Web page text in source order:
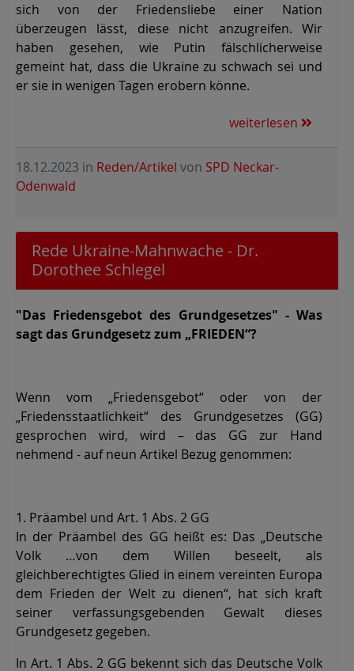
sich von der Friedensliebe einer Nation
überzeugen lässt, diese nicht anzugreifen. Wir
haben gesehen, wie Putin fälschlicherweise
gemeint hat, dass die Ukraine zu schwach sei und
er sie in wenigen Tagen erobern könne.
weiterlesen
18.12.2023 in Reden/Artikel von SPD Neckar-
Odenwald
Rede Ukraine-Mahnwache - Dr.
Dorothee Schlegel
"Das Friedensgebot des Grundgesetzes" - Was
sagt das Grundgesetz zum „FRIEDEN“?
Wenn vom „Friedensgebot“ oder von der
„Friedensstaatlichkeit“ des Grundgesetzes (GG)
gesprochen wird, wird – das GG zur Hand
nehmend - auf neun Artikel Bezug genommen:
1. Präambel und Art. 1 Abs. 2 GG
In der Präambel des GG heißt es: Das „Deutsche
Volk …von dem Willen beseelt, als
gleichberechtigtes Glied in einem vereinten Europa
dem Frieden der Welt zu dienen“, hat sich kraft
seiner verfassungsgebenden Gewalt dieses
Grundgesetz gegeben.
In Art. 1 Abs. 2 GG bekennt sich das Deutsche Volk